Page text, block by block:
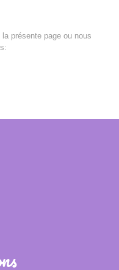
présente page ou nous